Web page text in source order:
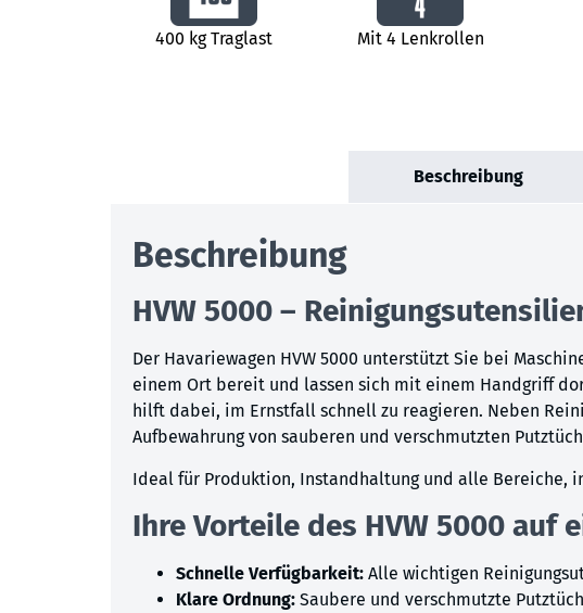
400 kg Traglast Mit 4 Lenkrollen
Beschreibung
Beschreibung
HVW 5000 –
Der Havariewagen HVW 5000 unterstützt Sie bei
einem Ort bereit und lassen sich mit einem Handgriff
hilft dabei, im Ernstfall schnell zu reagieren. Neben
Aufbewahrung von sauberen und verschmutzten
Ideal für Produktion, Instandhaltung und alle Bereiche,
Ihre Vorteile des HVW 5000 auf
Schnelle Verfügbarkeit: Alle wichtigen
Klare Ordnung: Saubere und verschmutzte